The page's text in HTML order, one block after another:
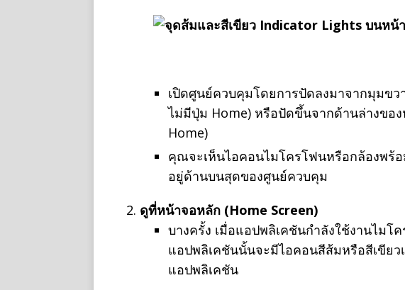
เปิดศูนย์ควบคุมโดยการปัดลงมาจากมุมข
ไม่มีปุ่ม Home) หรือปัดขึ้นจากด้านล่างขอ
Home)
คุณจะเห็นไอคอนไมโครโฟนหรือกล้องพร้
อยู่ด้านบนสุดของศูนย์ควบคุม
ดูที่หน้าจอหลัก (Home Screen)
บางครั้ง เมื่อแอปพลิเคชันกำลังใช้งานไมโ
แอปพลิเคชันนั้นจะมีไอคอนสีส้มหรือสีเขีย
แอปพลิเคชัน